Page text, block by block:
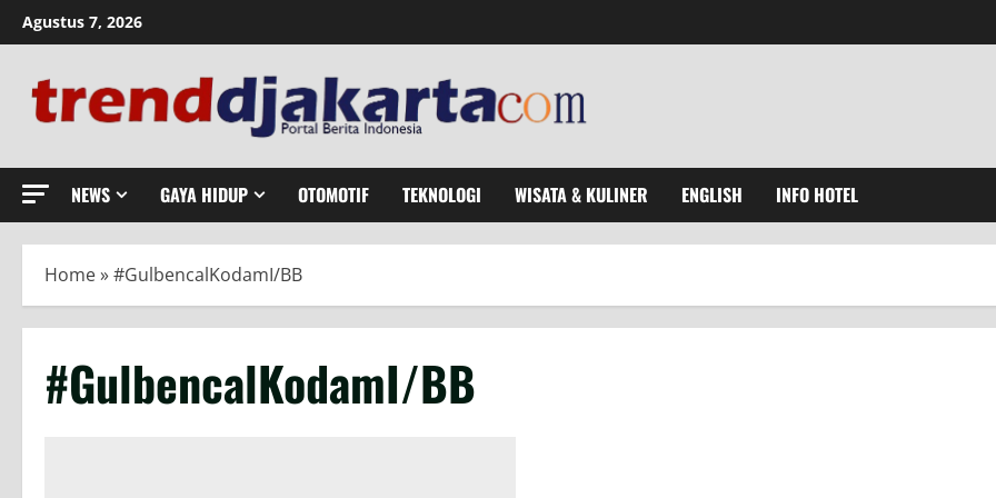
Skip
to
Agustus 7, 2026
NEWS GAYA HIDUP OTOMOTIF TEKNOLOGI WISATA & KULINER ENGLISH INFO HOTEL
Home»#GulbencalKodamI/BB
#GulbencalKodamI/BB